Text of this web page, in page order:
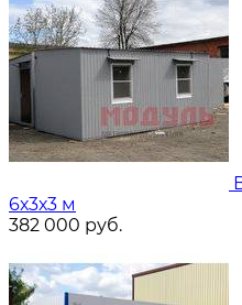
6х3х3 м
382 000 руб.